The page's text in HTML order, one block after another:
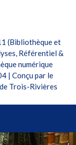
(Bibliothèque et
Référentiel &
numérique
| Conçu par le
Trois-Rivières